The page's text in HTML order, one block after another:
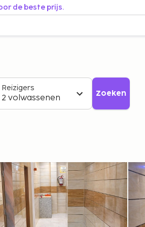
de beste prijs.
Reizigers
2 volwassenen Zoeken